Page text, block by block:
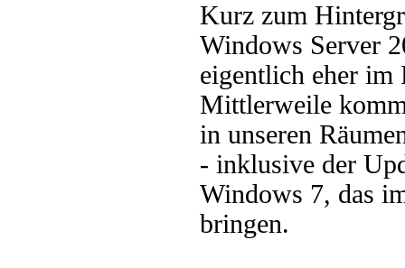
Kurz zum
Windows Server
eigentlich eher im
Mittlerweile
in unseren
- inklusive der
Windows 7, das
bringen.